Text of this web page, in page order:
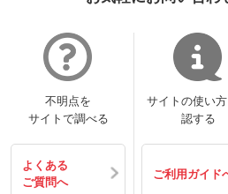
不明点を
サイトで調べる
よくある
ご質問へ
サイトの使い
認する
ご利用ガイド